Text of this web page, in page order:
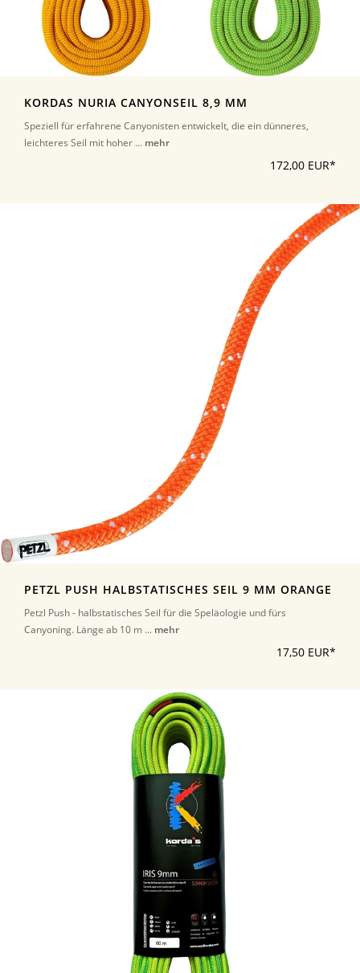
KORDAS NURIA CANYONSEIL 8,9 MM
Speziell für erfahrene Canyonisten entwickelt, die ein dünneres,
leichteres Seil mit hoher ... mehr
172,00 EUR*
PETZL PUSH HALBSTATISCHES SEIL 9 MM ORANGE
Petzl Push - halbstatisches Seil für die Speläologie und fürs
Canyoning. Länge ab 10 m ... mehr
17,50 EUR*